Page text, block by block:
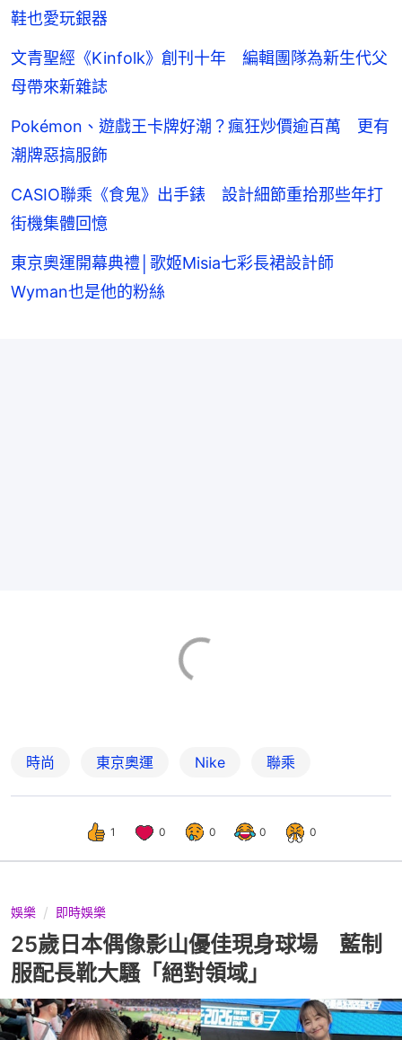
鞋也愛玩銀器
文青聖經《Kinfolk》創刊十年 編輯團隊為新生代父
母帶來新雜誌
Pokémon、遊戲王卡牌好潮？瘋狂炒價逾百萬 更有
潮牌惡搞服飾
CASIO聯乘《食鬼》出手錶 設計細節重拾那些年打
街機集體回憶
東京奧運開幕典禮│歌姬Misia七彩長裙設計師
Wyman也是他的粉絲
時尚 東京奧運 Nike 聯乘
1 0 0 0 0
娛樂 即時娛樂
25歲日本偶像影山優佳現身球場 藍制
服配長靴大騷「絕對領域」